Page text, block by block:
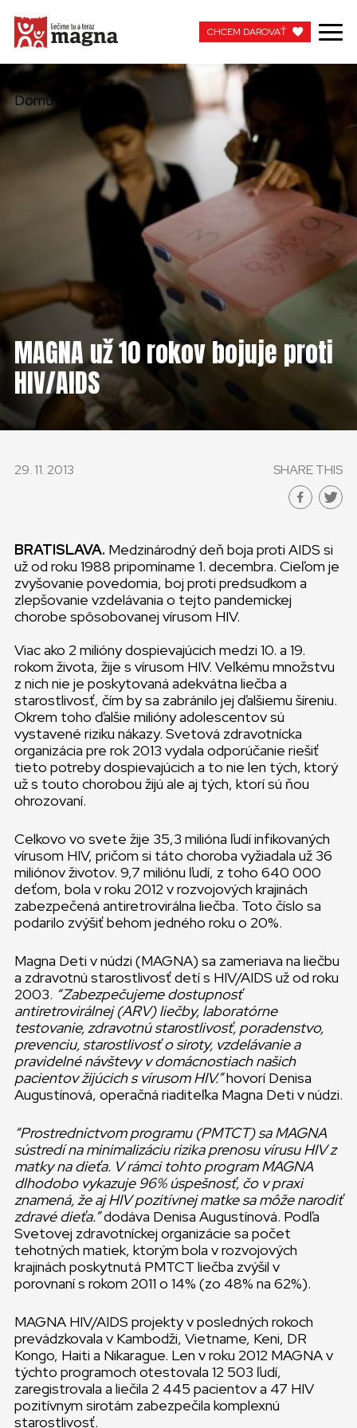
CHCEM DAROVAŤ
MOJA MAGNA
PRACUJTE S NAMI
CHCEM DAROVAŤ
Domů
MAGNA už 10 rokov bojuje proti
HIV/AIDS
29. 11. 2013 SHARE THIS
BRATISLAVA. Medzinárodný deň boja proti AIDS si
už od roku 1988 pripomíname 1. decembra. Cieľom je
zvyšovanie povedomia, boj proti predsudkom a
zlepšovanie vzdelávania o tejto pandemickej
chorobe spôsobovanej vírusom HIV.
Viac ako 2 milióny dospievajúcich medzi 10. a 19.
rokom života, žije s vírusom HIV. Veľkému množstvu
z nich nie je poskytovaná adekvátna liečba a
starostlivosť, čím by sa zabránilo jej ďalšiemu šíreniu.
Okrem toho ďalšie milióny adolescentov sú
vystavené riziku nákazy. Svetová zdravotnícka
organizácia pre rok 2013 vydala odporúčanie riešiť
tieto potreby dospievajúcich a to nie len tých, ktorý
už s touto chorobou žijú ale aj tých, ktorí sú ňou
ohrozovaní.
Celkovo vo svete žije 35,3 milióna ľudí infikovaných
vírusom HIV, pričom si táto choroba vyžiadala už 36
miliónov životov. 9,7 miliónu ľudí, z toho 640 000
deťom, bola v roku 2012 v rozvojových krajinách
zabezpečená antiretrovirálna liečba. Toto číslo sa
podarilo zvýšiť behom jedného roku o 20%.
Magna Deti v núdzi (MAGNA) sa zameriava na liečbu
a zdravotnú starostlivosť detí s HIV/AIDS už od roku
2003. “Zabezpečujeme dostupnosť
antiretrovirálnej (ARV) liečby, laboratórne
testovanie, zdravotnú starostlivosť, poradenstvo,
prevenciu, starostlivosť o siroty, vzdelávanie a
pravidelné návštevy v domácnostiach našich
pacientov žijúcich s vírusom HIV.”hovorí Denisa
Augustínová, operačná riaditeľka Magna Deti v núdzi.
“Prostredníctvom programu (PMTCT) sa MAGNA
sústredí na minimalizáciu rizika prenosu vírusu HIV z
matky na dieťa. V rámci tohto program MAGNA
dlhodobo vykazuje 96% úspešnosť, čo v praxi
znamená, že aj HIV pozitívnej matke sa môže narodiť
zdravé dieťa.”dodáva Denisa Augustínová. Podľa
Svetovej zdravotníckej organizácie sa počet
tehotných matiek, ktorým bola v rozvojových
krajinách poskytnutá PMTCT liečba zvýšil v
porovnaní s rokom 2011 o 14% (zo 48% na 62%).
MAGNA HIV/AIDS projekty v posledných rokoch
prevádzkovala v Kambodži, Vietname, Keni, DR
Kongo, Haiti a Nikarague. Len v roku 2012 MAGNA v
týchto programoch otestovala 12 503 ľudí,
zaregistrovala a liečila 2 445 pacientov a 47 HIV
pozitívnym sirotám zabezpečila komplexnú
starostlivosť.